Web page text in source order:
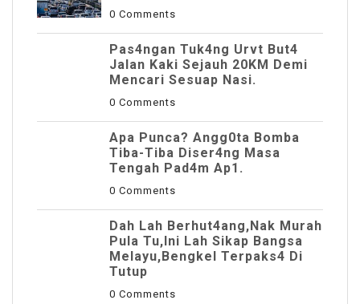
0 Comments
Pas4ngan Tuk4ng Urvt But4
JaIan Kaki Sejauh 20KM Demi
Mencari Sesuap Nasi.
0 Comments
Apa Punca? Angg0ta Bomba
Tiba-Tiba Diser4ng Masa
Tengah Pad4m Ap1.
0 Comments
Dah Lah Berhut4ang,Nak Murah
Pula Tu,Ini Lah Sikap Bangsa
Melayu,Bengkel Terpaks4 Di
Tutup
0 Comments